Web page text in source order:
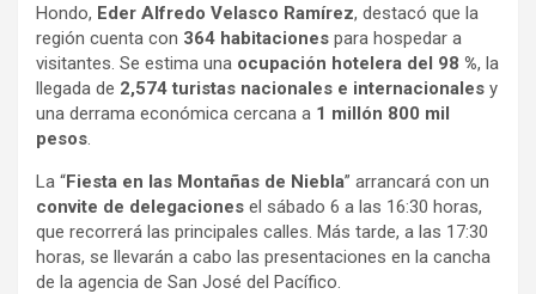
Hondo, Eder Alfredo Velasco Ramírez, destacó que la
región cuenta con 364 habitaciones para hospedar a
visitantes. Se estima una ocupación hotelera del 98 %, la
llegada de 2,574 turistas nacionales e internacionales y
una derrama económica cercana a 1 millón 800 mil
pesos
La “Fiesta en las Montañas de Niebla” arrancará con un
convite de delegaciones el sábado 6 a las 16:30 horas,
que recorrerá las principales calles. Más tarde, a las 17:30
horas, se llevarán a cabo las presentaciones en la cancha
de la agencia de San José del Pacífico.